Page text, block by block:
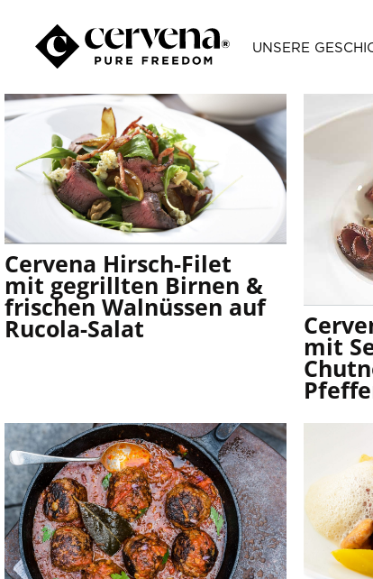
UNSERE
All Cuts cured recipes Deutschland
Cervena Hirsch-Filet
mit gegrillten Birnen &
frischen Walnüssen auf
Rucola-Salat
mit